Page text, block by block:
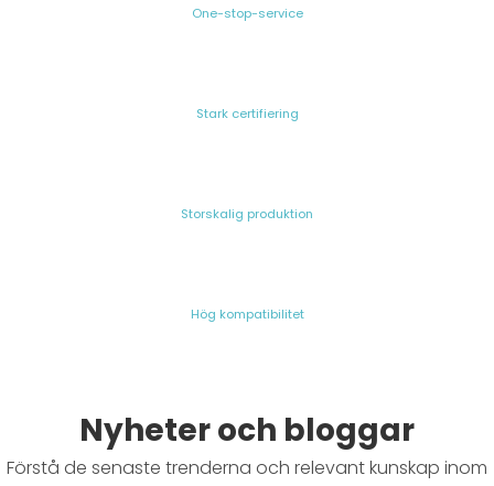
One-stop-service
Stark certifiering
Storskalig produktion
Hög kompatibilitet
Nyheter och bloggar
Förstå de senaste trenderna och relevant kunskap inom